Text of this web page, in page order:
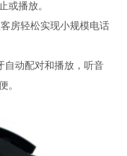
或播放。
房轻松实现小规模电话
动配对和播放，听音
。